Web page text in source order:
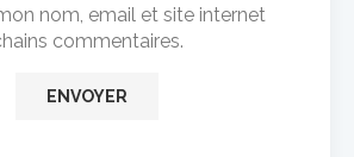
nom, email et site internet
commentaires.